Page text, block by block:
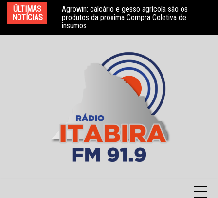
para
conteúdo
ÚLTIMAS
NOTÍCIAS
Agrowin: calcário e gesso agrícola são os
produtos da próxima Compra Coletiva de
insumos
Novo convênio com a Associação Nosso Lar
garante atendimento a crianças com TEA